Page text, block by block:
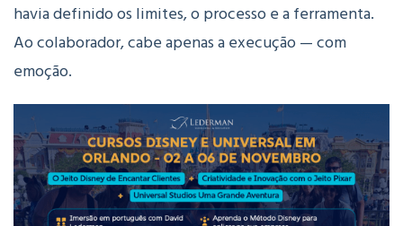
havia definido os limites, o processo e a ferramenta.
Ao colaborador, cabe apenas a execução — com
emoção.